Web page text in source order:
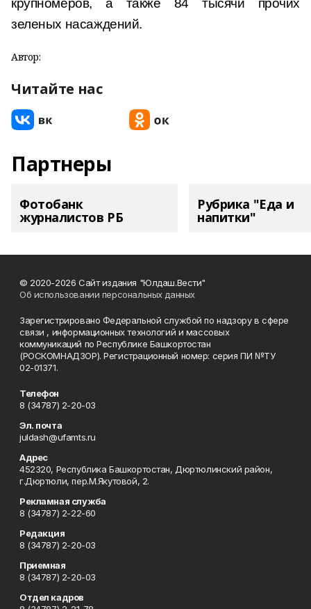
крупномеров, а также 84 тысячи прочих
зеленых насаждений.
Автор:
Читайте нас
Партнеры
Фотобанк
журналистов РБ
Рубрика "Еда и
напитки"
© 2020-2026 Сайт издания "Юлдаш.Вести"
Об использовании персональных данных
Зарегистрировано Федеральной службой по надзору в сфере
связи , информационных технологий и массовых
коммуникаций по Республике Башкортостан
(РОСКОМНАДЗОР). Регистрационный номер: серия ПИ №ТУ
02-01371.
Телефон
8 (34787) 2-20-03
Эл. почта
juldash@ufamts.ru
Адрес
452320, Республика Башкортостан, Дюртюлинский район,
г.Дюртюли, пер.М.Якутовой, 2.
Рекламная служба
8 (34787) 2-22-60
Редакция
8 (34787) 2-20-03
Приемная
8 (34787) 2-20-03
Отдел кадров